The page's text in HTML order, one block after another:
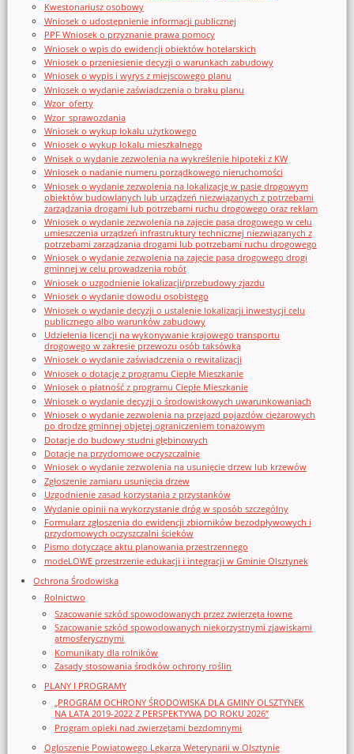
Kwestonariusz osobowy
Wniosek o udostępnienie informacji publicznej
PPF Wniosek o przyznanie prawa pomocy
Wniosek o wpis do ewidencji obiektów hotelarskich
Wniosek o przeniesienie decyzji o warunkach zabudowy
Wniosek o wypis i wyrys z miejscowego planu
Wniosek o wydanie zaświadczenia o braku planu
Wzor_oferty
Wzor_sprawozdania
Wniosek o wykup lokalu użytkowego
Wniosek o wykup lokalu mieszkalnego
Wnisek o wydanie zezwolenia na wykreślenie hipoteki z KW
Wniosek o nadanie numeru porządkowego nieruchomości
Wniosek o wydanie zezwolenia na lokalizację w pasie drogowym
obiektów budowlanych lub urządzeń niezwiązanych z potrzebami
zarządzania drogami lub potrzebami ruchu drogowego oraz reklam
Wniosek o wydanie zezwolenia na zajęcie pasa drogowego w celu
umieszczenia urządzeń infrastruktury technicznej niezwiązanych z
potrzebami zarządzania drogami lub potrzebami ruchu drogowego
Wniosek o wydanie zezwolenia na zajęcie pasa drogowego drogi
gminnej w celu prowadzenia robót
Wniosek o uzgodnienie lokalizacji/przebudowy zjazdu
Wniosek o wydanie dowodu osobistego
Wniosek o wydanie decyzji o ustalenie lokalizacji inwestycji celu
publicznego albo warunków zabudowy
Udzielenia licencji na wykonywanie krajowego transportu
drogowego w zakresie przewozu osób taksówką
Wniosek o wydanie zaświadczenia o rewitalizacji
Wniosek o dotację z programu Ciepłe Mieszkanie
Wniosek o płatność z programu Ciepłe Mieszkanie
Wniosek o wydanie decyzji o środowiskowych uwarunkowaniach
Wniosek o wydanie zezwolenia na przejazd pojazdów ciężarowych
po drodze gminnej objętej ograniczeniem tonażowym
Dotacje do budowy studni głębinowych
Dotacje na przydomowe oczyszczalnie
Wniosek o wydanie zezwolenia na usunięcie drzew lub krzewów
Zgłoszenie zamiaru usunięcia drzew
Uzgodnienie zasad korzystania z przystanków
Wydanie opinii na wykorzystanie dróg w sposób szczególny
Formularz zgłoszenia do ewidencji zbiorników bezodpływowych i
przydomowych oczyszczalni ścieków
Pismo dotyczące aktu planowania przestrzennego
modeLOWE przestrzenie edukacji i integracji w Gminie Olsztynek
Ochrona Środowiska
Rolnictwo
Szacowanie szkód spowodowanych przez zwierzęta łowne
Szacowanie szkód spowodowanych niekorzystnymi zjawiskami
atmosferycznymi
Komunikaty dla rolników
Zasady stosowania środków ochrony roślin
PLANY I PROGRAMY
„PROGRAM OCHRONY ŚRODOWISKA DLA GMINY OLSZTYNEK
NA LATA 2019-2022 Z PERSPEKTYWĄ DO ROKU 2026”
Program opieki nad zwierzętami bezdomnymi
Ogloszenie Powiatowego Lekarza Weterynarii w Olsztynie